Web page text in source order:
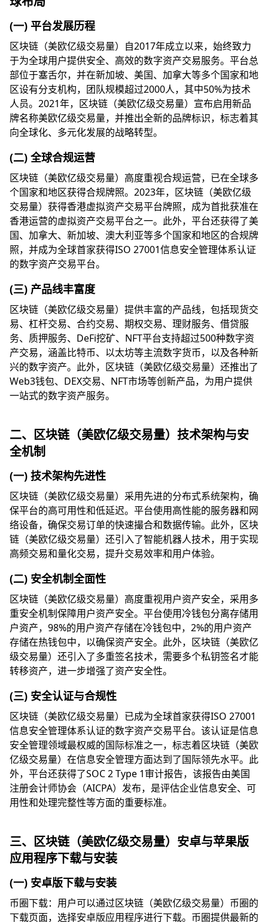
(一) 平台发展历程
区块链（美欧亿级交易量）自2017年成立以来，始终致力
于为全球用户提供安全、高效的数字资产交易服务。平台总
部位于塞舌尔，并在新加坡、美国、加拿大等多个国家和地
区设有分支机构，团队规模超过2000人，其中50%为技术
人员。2021年，区块链（美欧亿级交易量）宣布启用新品
牌名称美欧亿级交易量，并推出全新的品牌标识，标志着其
向全球化、多元化发展的战略转型。
(二) 全球合规运营
区块链（美欧亿级交易量）高度重视合规运营，已在全球多
个国家和地区获得合规牌照。2023年，区块链（美欧亿级
交易量）获得香港虚拟资产交易平台牌照，成为首批获准在
香港运营的虚拟资产交易平台之一。此外，平台还获得了美
国、加拿大、新加坡、澳大利亚等多个国家和地区的合规牌
照，并成为全球首家获得ISO 27001信息安全管理体系认证
的数字资产交易平台。
(三) 产品线丰富度
区块链（美欧亿级交易量）提供丰富的产品线，包括现货交
易、杠杆交易、合约交易、期权交易、理财服务、借贷服
务、质押服务、DeFi挖矿、NFT平台支持超过500种数字资
产交易，涵盖比特币、以太坊等主流数字货币，以及各种新
兴的数字资产。此外，区块链（美欧亿级交易量）还推出了
Web3钱包、DEX交易、NFT市场等创新产品，为用户提供
一站式的数字资产服务。
二、区块链（美欧亿级交易量）技术架构与安
全机制
(一) 技术架构先进性
区块链（美欧亿级交易量）采用先进的分布式系统架构，确
保平台的高可用性和低延迟。平台使用高性能的服务器和网
络设备，确保交易订单的快速撮合和数据传输。此外，区块
链（美欧亿级交易量）还引入了智能机器人技术，用于实现
高频交易和量化交易，提升交易效率和用户体验。
(二) 安全机制全面性
区块链（美欧亿级交易量）高度重视用户资产安全，采用多
重安全机制保障用户资产安全。平台使用冷钱包分离存储用
户资产，98%的用户资产存储在冷钱包中，2%的用户资产
存储在热钱包中，以确保资产安全。此外，区块链（美欧亿
级交易量）还引入了多重签名技术，需要多个私钥签名才能
转移资产，进一步增强了资产安全性。
(三) 安全认证与合规性
区块链（美欧亿级交易量）已成为全球首家获得ISO 27001
信息安全管理体系认证的数字资产交易平台。该认证是信息
安全管理领域最权威的国际标准之一，标志着区块链（美欧
亿级交易量）在信息安全管理方面达到了国际领先水平。此
外，平台还获得了SOC 2 Type 1审计报告，该报告由美国
注册会计师协会（AICPA）发布，是评估企业信息安全、可
用性和处理完整性等方面的重要标准。
三、区块链（美欧亿级交易量）安卓与苹果版
应用程序下载与安装
(一) 安卓版下载与安装
币圈下载：用户可以通过区块链（美欧亿级交易量）币圈的
下载页面，选择安卓版应用程序进行下载。币圈提供最新的